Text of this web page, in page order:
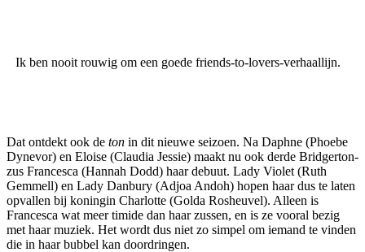
Ik ben nooit rouwig om een goede friends-to-lovers-verhaallijn.
Dat ontdekt ook de ton in dit nieuwe seizoen. Na Daphne (Phoebe
Dynevor) en Eloise (Claudia Jessie) maakt nu ook derde Bridgerton-
zus Francesca (Hannah Dodd) haar debuut. Lady Violet (Ruth
Gemmell) en Lady Danbury (Adjoa Andoh) hopen haar dus te laten
opvallen bij koningin Charlotte (Golda Rosheuvel). Alleen is
Francesca wat meer timide dan haar zussen, en is ze vooral bezig
met haar muziek. Het wordt dus niet zo simpel om iemand te vinden
die in haar bubbel kan doordringen.